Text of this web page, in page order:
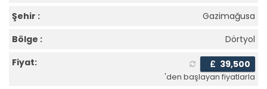
Şehir :
Gazimağusa
Bölge :
Dörtyol
Fiyat:
£ 39,500
'den başlayan fiyatlarla